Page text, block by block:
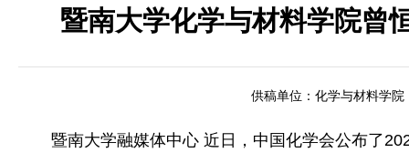
暨南大学化学与材料学院曾
供稿单位：化学与材料学院
暨南大学融媒体中心 近日，中国化学会公布了